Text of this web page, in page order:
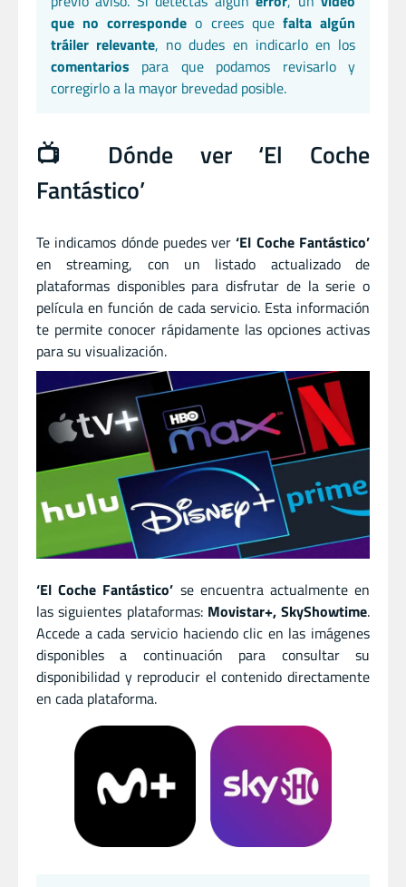
que no corresponde o crees que falta algún
tráiler relevante, no dudes en indicarlo en los
comentarios para que podamos revisarlo y
corregirlo a la mayor brevedad posible.
📺 Dónde ver ‘El Coche
Fantástico’
Te indicamos dónde puedes ver‘El Coche Fantástico’
en streaming, con un listado actualizado de
plataformas disponibles para disfrutar de la serie o
película en función de cada servicio. Esta información
te permite conocer rápidamente las opciones activas
para su visualización.
‘El Coche Fantástico’ se encuentra actualmente en
las siguientes plataformas: Movistar+, SkyShowtime.
Accede a cada servicio haciendo clic en las imágenes
disponibles a continuación para consultar su
disponibilidad y reproducir el contenido directamente
en cada plataforma.